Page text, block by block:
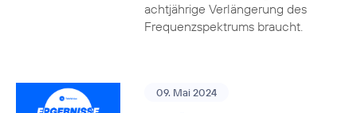
achtjährige Verlängerung des
Frequenzspektrums braucht.
09. Mai 2024